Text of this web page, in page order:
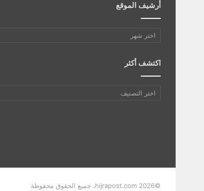
أرشيف الموقع
أرشيف
اكتشف أكثر
اكتشف
©hijrapost.com 2026، جميع الحقوق محفوظة